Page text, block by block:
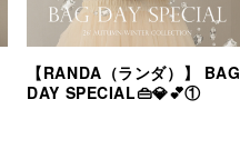
【RANDA（ランダ）】 BAG
DAY SPECIAL👜💎💕①